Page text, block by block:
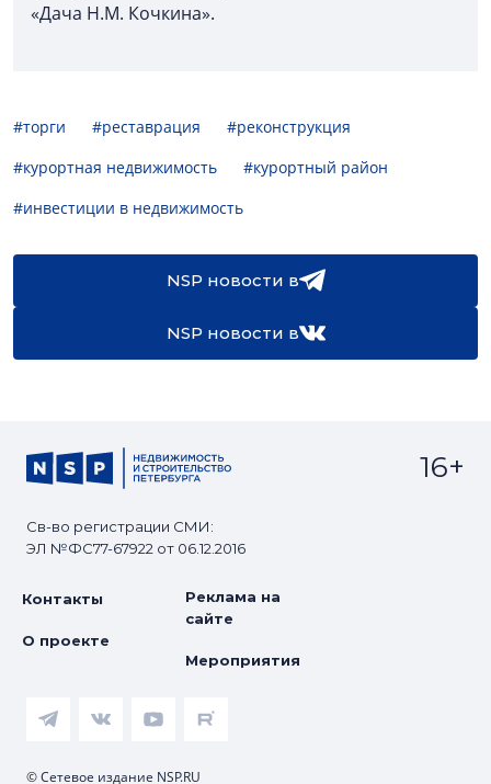
«Дача Н.М. Кочкина».
#торги #реставрация
#реконструкция
#курортная недвижимость
#курортный район
#инвестиции в недвижимость
NSP новости в
NSP новости в
Св-во регистрации СМИ:
ЭЛ №ФС77-67922 от 06.12.2016
16+
Контакты
О проекте
Реклама на
сайте
Мероприятия
© Сетевое издание NSP.RU